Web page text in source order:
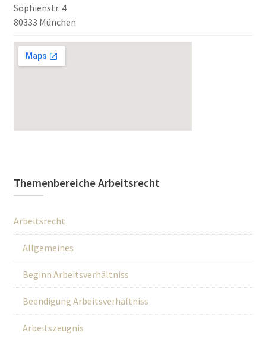
Sophienstr. 4
80333 München
Themenbereiche Arbeitsrecht
Arbeitsrecht
Allgemeines
Beginn Arbeitsverhältniss
Beendigung Arbeitsverhältniss
Arbeitszeugnis